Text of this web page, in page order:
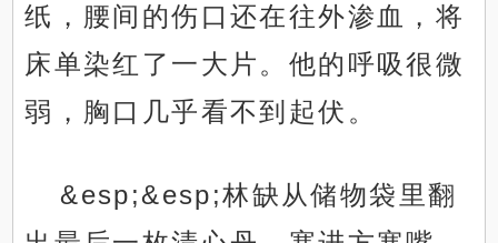
纸，腰间的伤口还在往外渗血，将
床单染红了一大片。他的呼吸很微
弱，胸口几乎看不到起伏。
&esp;&esp;林缺从储物袋里翻